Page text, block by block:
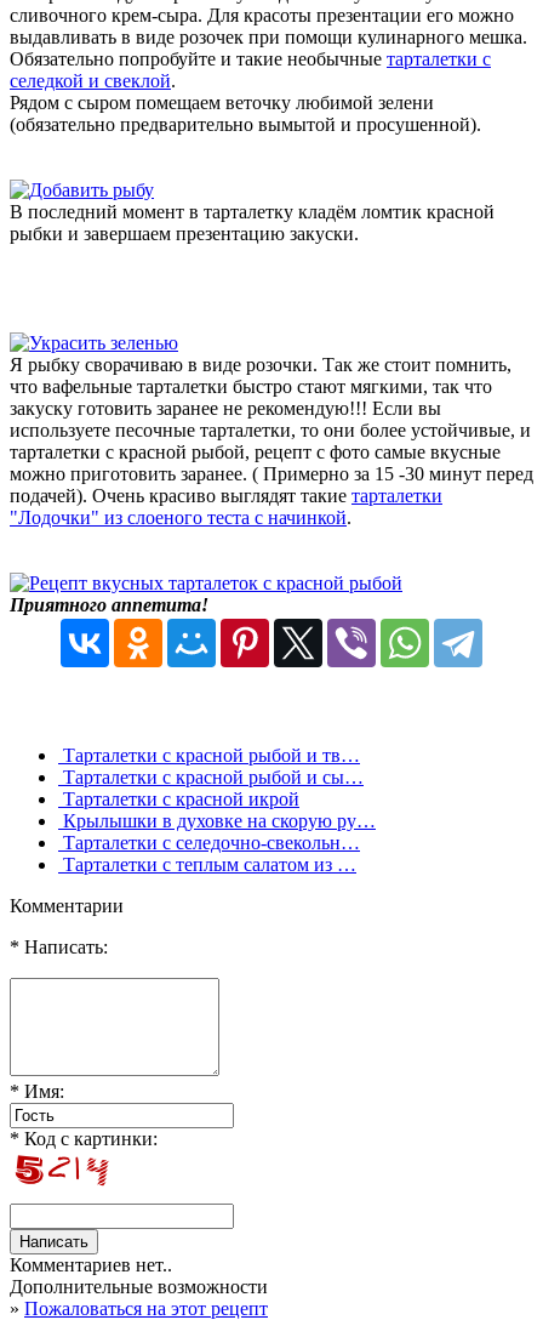
сливочного крем-сыра. Для красоты презентации его можно
выдавливать в виде розочек при помощи кулинарного мешка.
Обязательно попробуйте и такие необычные тарталетки с
селедкой и свеклой.
Рядом с сыром помещаем веточку любимой зелени
(обязательно предварительно вымытой и просушенной).
В последний момент в тарталетку кладём ломтик красной
рыбки и завершаем презентацию закуски.
Я рыбку сворачиваю в виде розочки. Так же стоит помнить,
что вафельные тарталетки быстро стают мягкими, так что
закуску готовить заранее не рекомендую!!! Если вы
используете песочные тарталетки, то они более устойчивые, и
тарталетки с красной рыбой, рецепт с фото самые вкусные
можно приготовить заранее. ( Примерно за 15 -30 минут перед
подачей). Очень красиво выглядят такие тарталетки
"Лодочки" из слоеного теста с начинкой.
Приятного аппетита!
Тарталетки с красной рыбой и тв…
Тарталетки с красной рыбой и сы…
Тарталетки с красной икрой
Крылышки в духовке на скорую ру…
Тарталетки с селедочно-свекольн…
Тарталетки с теплым салатом из …
Комментарии
* Написать:
* Имя:
* Код с картинки:
Комментариев нет..
Дополнительные возможности
» Пожаловаться на этот рецепт